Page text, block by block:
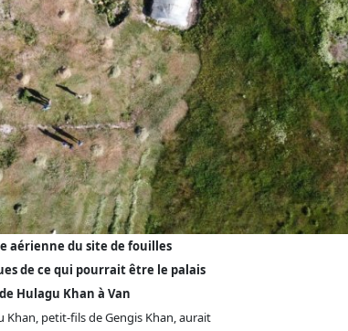
aérienne du site de fouilles
de ce qui pourrait être le palais
de Hulagu Khan à Van
Khan, petit-fils de Gengis Khan, aurait